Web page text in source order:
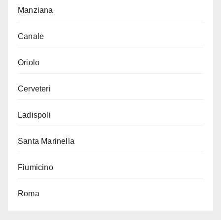
Manziana
Canale
Oriolo
Cerveteri
Ladispoli
Santa Marinella
Fiumicino
Roma